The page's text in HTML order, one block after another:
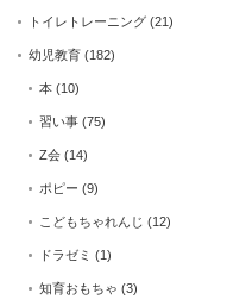
トイレトレーニング (21)
幼児教育 (182)
本 (10)
習い事 (75)
Z会 (14)
ポピー (9)
こどもちゃれんじ (12)
ドラゼミ (1)
知育おもちゃ (3)